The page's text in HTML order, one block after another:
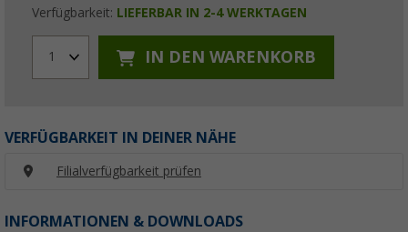
Verfügbarkeit: LIEFERBAR IN 2-4 WERKTAGEN
1 IN DEN WARENKORB
VERFÜGBARKEIT IN DEINER NÄHE
Filialverfügbarkeit prüfen
INFORMATIONEN & DOWNLOADS